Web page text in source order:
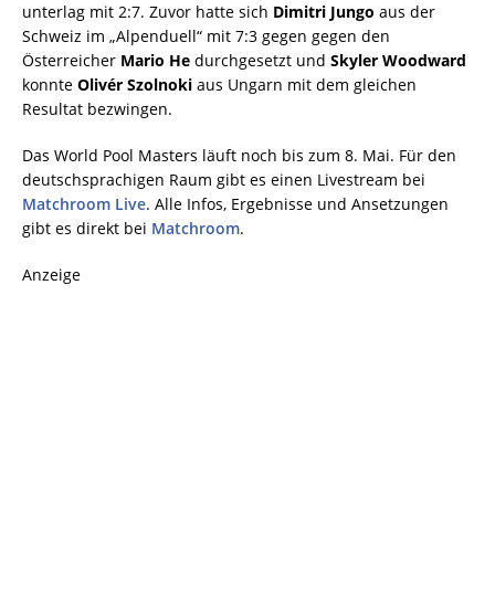
unterlag mit 2:7. Zuvor hatte sich Dimitri Jungo aus der
Schweiz im „Alpenduell“ mit 7:3 gegen gegen den
Österreicher Mario He durchgesetzt und Skyler Woodward
konnte Olivér Szolnoki aus Ungarn mit dem gleichen
Resultat bezwingen.
Das World Pool Masters läuft noch bis zum 8. Mai. Für den
deutschsprachigen Raum gibt es einen Livestream bei
Matchroom Live. Alle Infos, Ergebnisse und Ansetzungen
gibt es direkt bei Matchroom.
Anzeige